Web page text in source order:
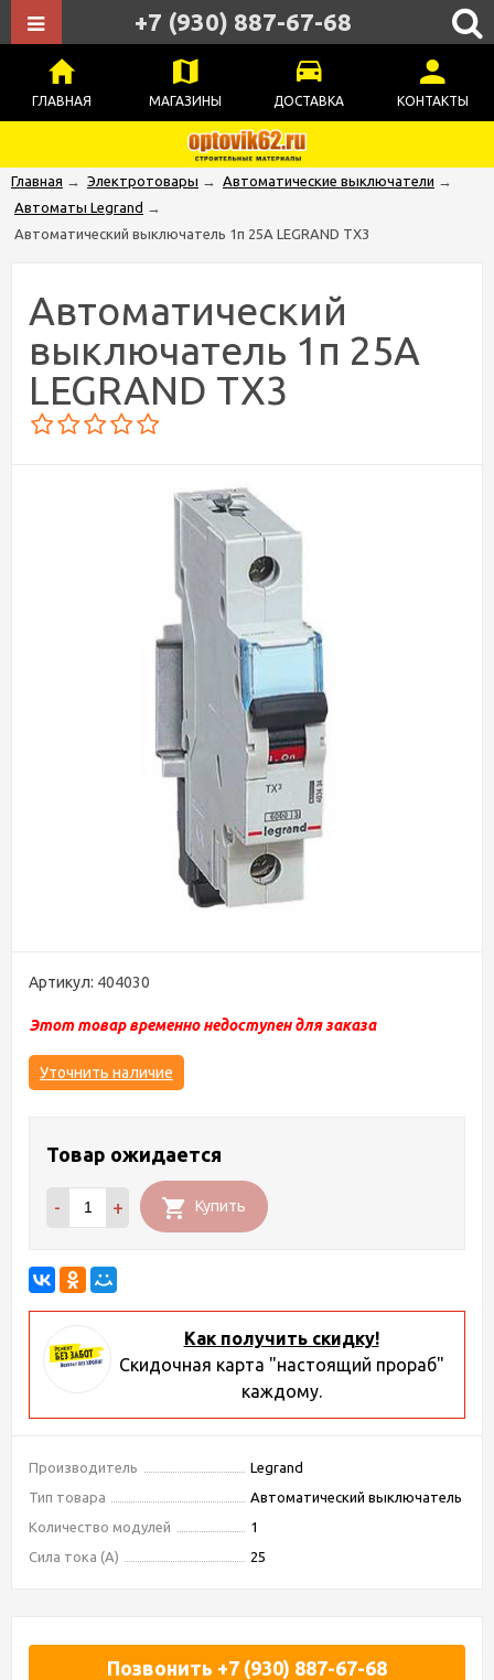
ГЛАВНАЯ МАГАЗИНЫ ДОСТАВКА КОНТАКТЫ
+7 (930) 887-67-68
Главная → Электротовары → Автоматические выключатели →
Автоматы Legrand →
Автоматический выключатель 1п 25А LEGRAND ТХ3
Автоматический
выключатель 1п 25А
LEGRAND ТХ3
Артикул: 404030
Этот товар временно недоступен для заказа
Уточнить наличие
Товар ожидается
- + Купить
Как получить скидку!
Скидочная карта "настоящий прораб"
каждому.
Производитель
Legrand
Тип товара
Автоматический выключатель
Количество модулей
1
Сила тока (А)
25
Позвонить +7 (930) 887-67-68